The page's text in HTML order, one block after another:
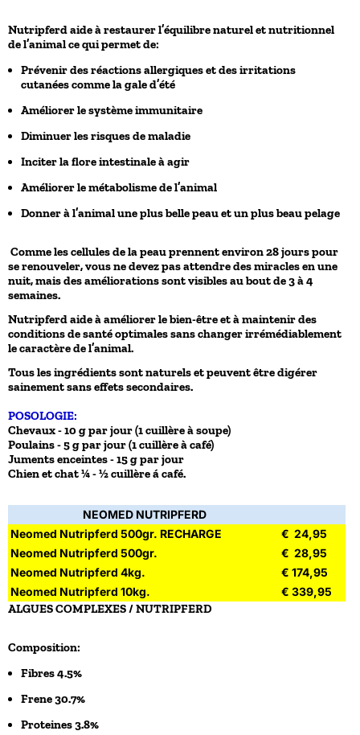
Nutripferd aide à restaurer l’équilibre naturel et nutritionnel
de l’animal ce qui permet de:
Prévenir des réactions allergiques et des irritations
cutanées comme la gale d’été
Améliorer le système immunitaire
Diminuer les risques de maladie
Inciter la flore intestinale à agir
Améliorer le métabolisme de l’animal
Donner à l’animal une plus belle peau et un plus beau pelage
Comme les cellules de la peau prennent environ 28 jours pour
se renouveler, vous ne devez pas attendre des miracles en une
nuit, mais des améliorations sont visibles au bout de 3 à 4
semaines.
Nutripferd aide à améliorer le bien-être et à maintenir des
conditions de santé optimales sans changer irrémédiablement
le caractère de l’animal.
Tous les ingrédients sont naturels et peuvent être digérer
sainement sans effets secondaires.
POSOLOGIE:
Chevaux - 10 g par jour (1 cuillère à soupe)
Poulains - 5 g par jour (1 cuillère à café)
Juments enceintes - 15 g par jour
Chien et chat ¼ - ½ cuillère á café.
NEOMED NUTRIPFERD
Neomed Nutripferd 500gr. RECHARGE
€ 24,95
Neomed Nutripferd 500gr.
€ 28,95
Neomed Nutripferd 4kg.
€ 174,95
Neomed Nutripferd 10kg.
€ 339,95
ALGUES COMPLEXES / NUTRIPFERD
Composition:
Fibres 4.5%
Frene 30.7%
Proteines 3.8%